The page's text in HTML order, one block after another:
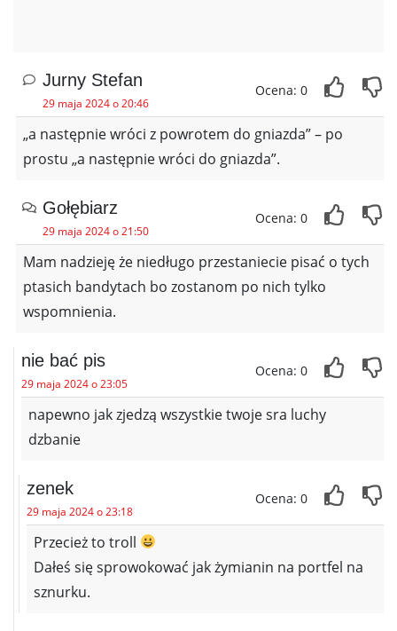
Jurny Stefan
29 maja 2024 o 20:46
Ocena: 0
„a następnie wróci z powrotem do gniazda” – po
prostu „a następnie wróci do gniazda”.
Gołębiarz
29 maja 2024 o 21:50
Ocena: 0
Mam nadzieję że niedługo przestaniecie pisać o tych
ptasich bandytach bo zostanom po nich tylko
wspomnienia.
nie bać pis
29 maja 2024 o 23:05
Ocena: 0
napewno jak zjedzą wszystkie twoje sra luchy
dzbanie
zenek
29 maja 2024 o 23:18
Ocena: 0
Przecież to troll
Dałeś się sprowokować jak żymianin na portfel na
sznurku.